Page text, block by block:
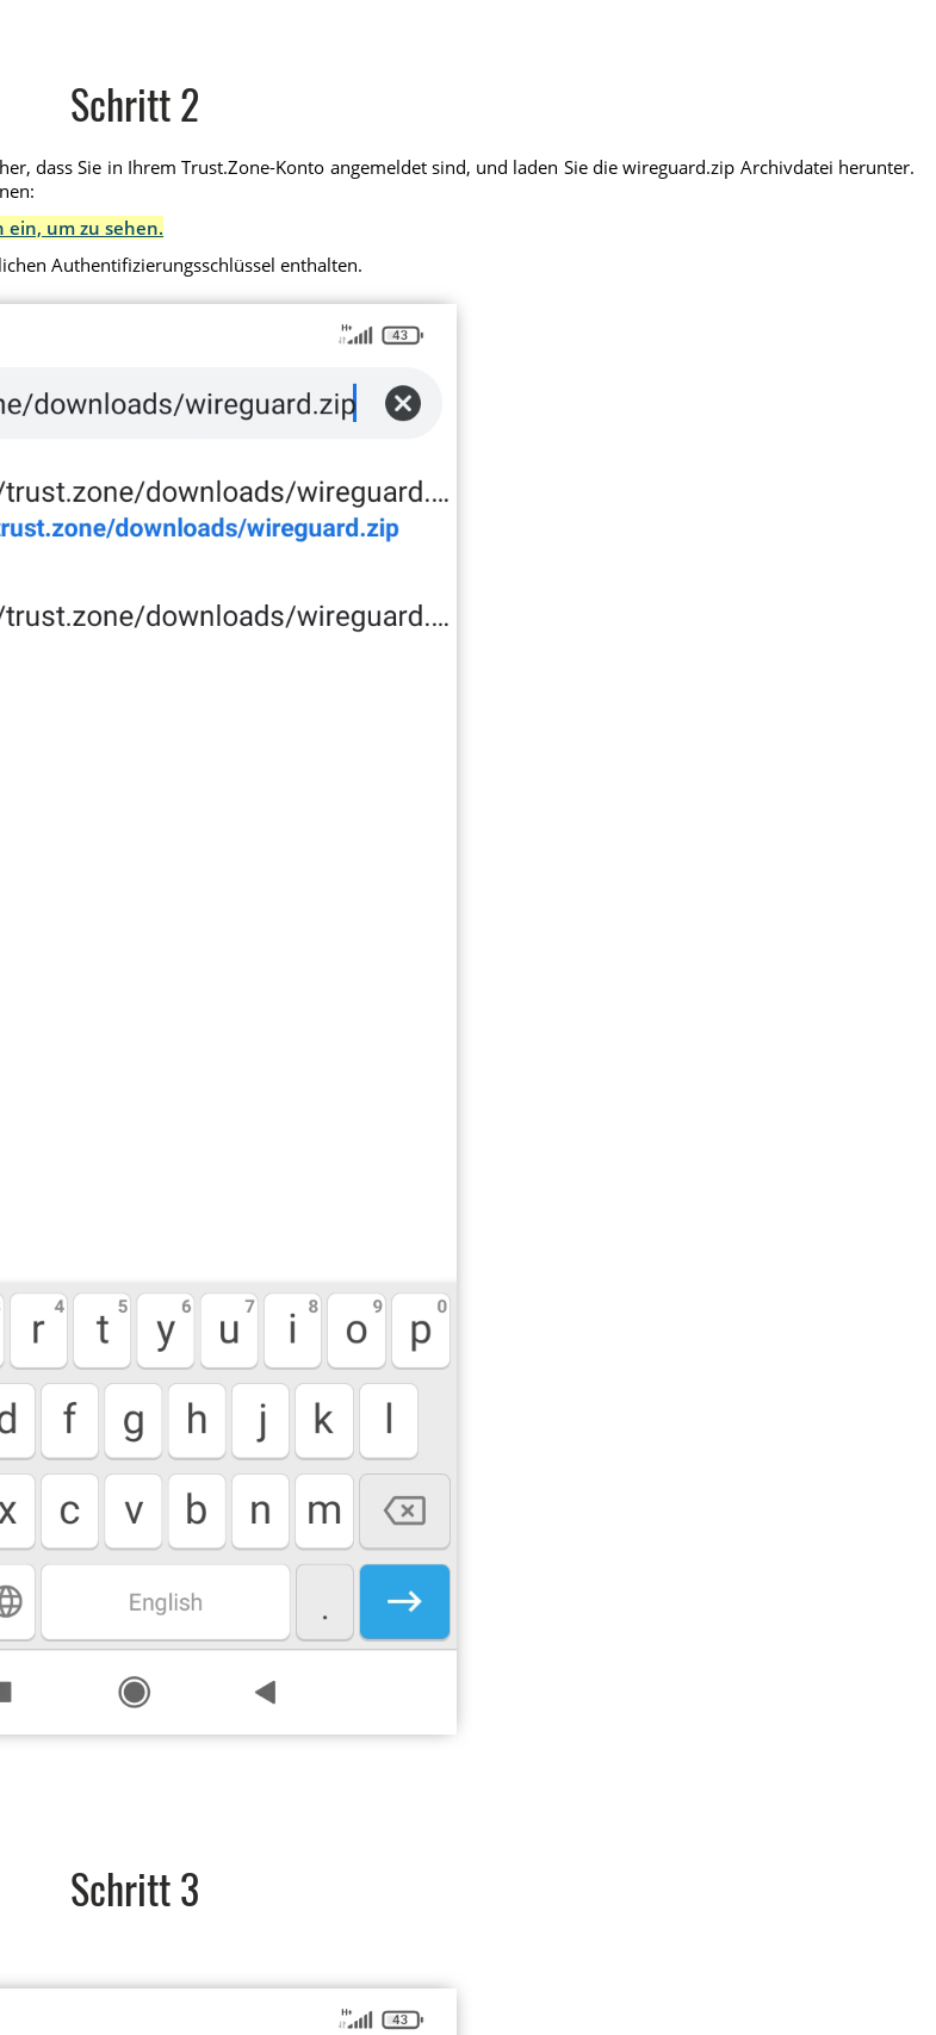
Schritt 2
dass Sie in Ihrem Trust.Zone-Konto angemeldet sind, und laden Sie die wireguard.zip Archivdatei herunter.
ein, um zu sehen.
Authentifizierungsschlüssel enthalten.
Schritt 3